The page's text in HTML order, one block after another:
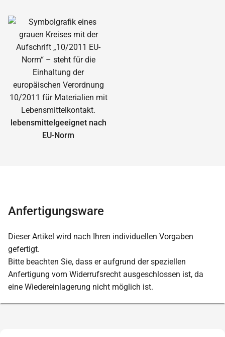
lebensmittelgeeignet nach
EU-Norm
Anfertigungsware
Dieser Artikel wird nach Ihren individuellen Vorgaben
gefertigt.
Bitte beachten Sie, dass er aufgrund der speziellen
Anfertigung vom Widerrufsrecht ausgeschlossen ist, da
eine Wiedereinlagerung nicht möglich ist.